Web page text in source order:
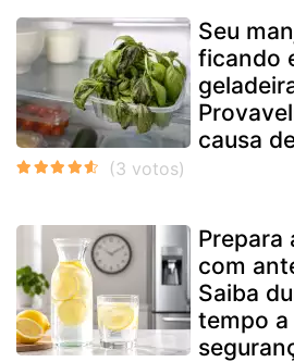
Seu
ficando
causa
Prepara
com
Saiba
tempo a